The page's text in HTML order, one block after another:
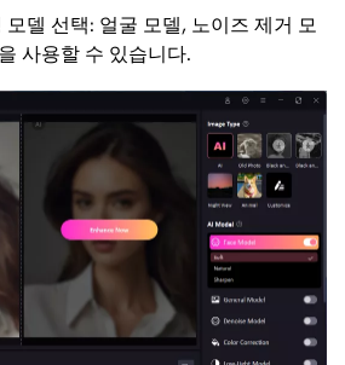
델 선택: 얼굴 모델, 노이즈 제거 모
사용할 수 있습니다.